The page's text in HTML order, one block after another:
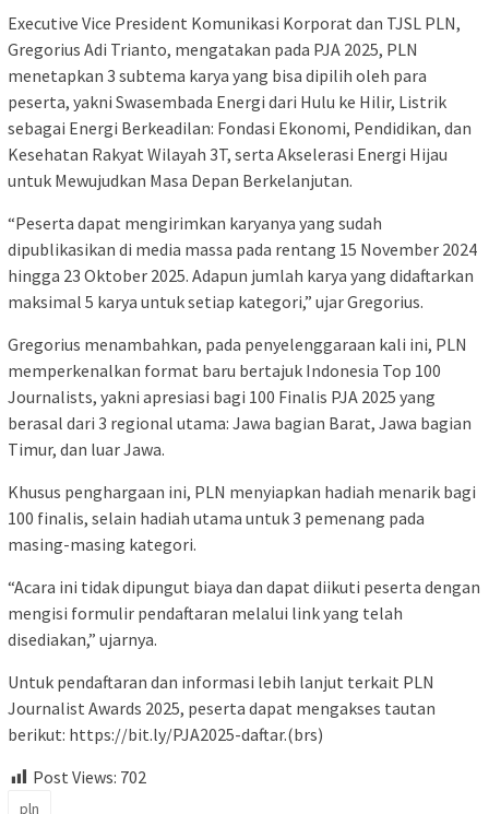
Executive Vice President Komunikasi Korporat dan TJSL PLN,
Gregorius Adi Trianto, mengatakan pada PJA 2025, PLN
menetapkan 3 subtema karya yang bisa dipilih oleh para
peserta, yakni Swasembada Energi dari Hulu ke Hilir, Listrik
sebagai Energi Berkeadilan: Fondasi Ekonomi, Pendidikan, dan
Kesehatan Rakyat Wilayah 3T, serta Akselerasi Energi Hijau
untuk Mewujudkan Masa Depan Berkelanjutan.
“Peserta dapat mengirimkan karyanya yang sudah
dipublikasikan di media massa pada rentang 15 November 2024
hingga 23 Oktober 2025. Adapun jumlah karya yang didaftarkan
maksimal 5 karya untuk setiap kategori,” ujar Gregorius.
Gregorius menambahkan, pada penyelenggaraan kali ini, PLN
memperkenalkan format baru bertajuk Indonesia Top 100
Journalists, yakni apresiasi bagi 100 Finalis PJA 2025 yang
berasal dari 3 regional utama: Jawa bagian Barat, Jawa bagian
Timur, dan luar Jawa.
Khusus penghargaan ini, PLN menyiapkan hadiah menarik bagi
100 finalis, selain hadiah utama untuk 3 pemenang pada
masing-masing kategori.
“Acara ini tidak dipungut biaya dan dapat diikuti peserta dengan
mengisi formulir pendaftaran melalui link yang telah
disediakan,” ujarnya.
Untuk pendaftaran dan informasi lebih lanjut terkait PLN
Journalist Awards 2025, peserta dapat mengakses tautan
berikut: https://bit.ly/PJA2025-daftar.(brs)
Post Views: 702
pln